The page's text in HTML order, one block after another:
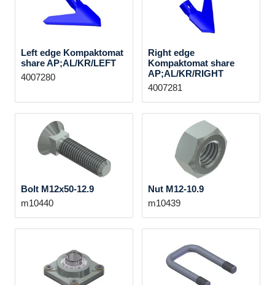
Left edge Kompaktomat
share AP;AL/KR/LEFT
4007280
Right edge
Kompaktomat share
AP;AL/KR/RIGHT
4007281
Bolt M12x50-12.9
m10440
Nut M12-10.9
m10439